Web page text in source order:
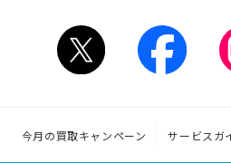
今月の買取キャンペーン サービスガ